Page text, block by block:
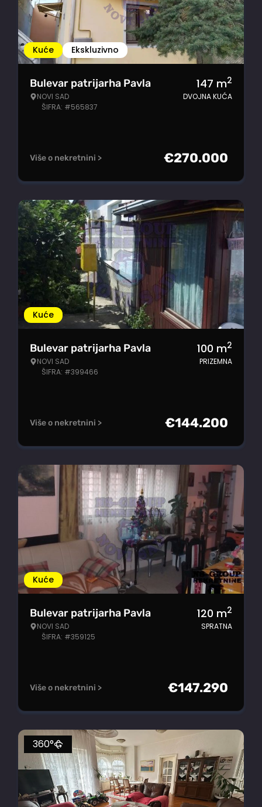
Kuće Ekskluzivno
Bulevar patrijarha Pavla
NOVI SAD
ŠIFRA: #565837
147 m2
DVOJNA KUĆA
Više o nekretnini > €270.000
Kuće
Bulevar patrijarha Pavla
NOVI SAD
ŠIFRA: #399466
100 m2
PRIZEMNA
Više o nekretnini > €144.200
Kuće
Bulevar patrijarha Pavla
NOVI SAD
ŠIFRA: #359125
120 m2
SPRATNA
Više o nekretnini > €147.290
360°